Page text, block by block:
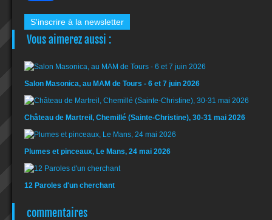
S'inscrire à la newsletter
Vous aimerez aussi :
Salon Masonica, au MAM de Tours - 6 et 7 juin 2026
Château de Martreil, Chemillé (Sainte-Christine), 30-31 mai 2026
Plumes et pinceaux, Le Mans, 24 mai 2026
12 Paroles d'un cherchant
commentaires